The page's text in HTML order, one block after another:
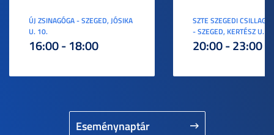
Eseménynaptár
ÚJ ZSINAGÓGA - SZEGED, JÓSIKA
U. 10.
16:00 - 18:00
SZTE SZEGEDI
- SZEGED, KERTÉSZ U. 3.
20:00 - 23:00